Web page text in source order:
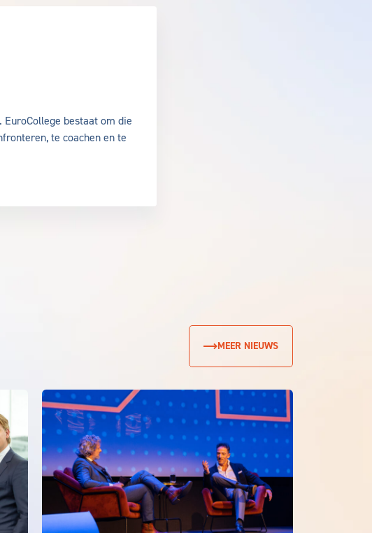
Edu van de Walle
bestaat om die
te coachen en te
MEER NIEUWS